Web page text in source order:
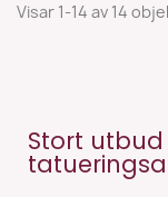
Visar 1-14 av 14
Stort